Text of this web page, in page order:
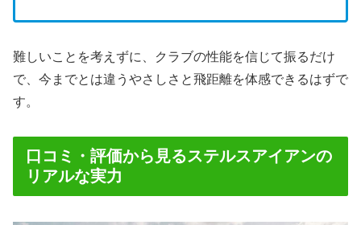
難しいことを考えずに、クラブの性能を信じて振るだけ
で、今までとは違うやさしさと飛距離を体感できるはずで
す。
口コミ・評価から見るステルスアイアンの
リアルな実力